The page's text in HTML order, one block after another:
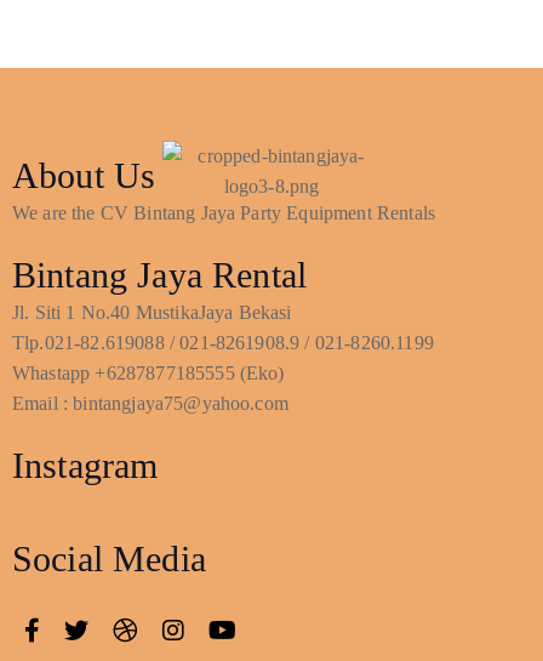
About Us
We are the CV Bintang Jaya Party Equipment Rentals
Bintang Jaya Rental
Jl. Siti 1 No.40 MustikaJaya Bekasi
Tlp.021-82.619088 / 021-8261908.9 / 021-8260.1199
Whastapp +6287877185555 (Eko)
Email : bintangjaya75@yahoo.com
Instagram
Social Media